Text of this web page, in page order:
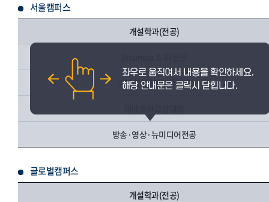
서울캠퍼스
개설학과(전공)
경영학부 / 경영학전공
방송·영상·뉴미디어전공
글로벌캠퍼스
개설학과(전공)